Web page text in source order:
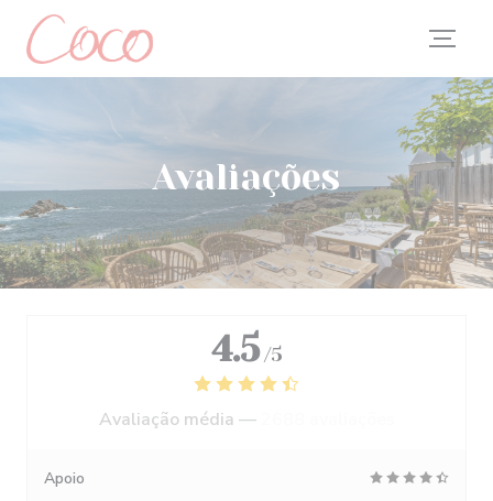
Painel de Gerenciamento de Cookies
Avaliações
4.5 /5
Avaliação média —
Apoio